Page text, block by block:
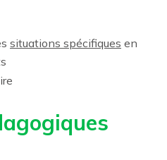
situations spécifiques en